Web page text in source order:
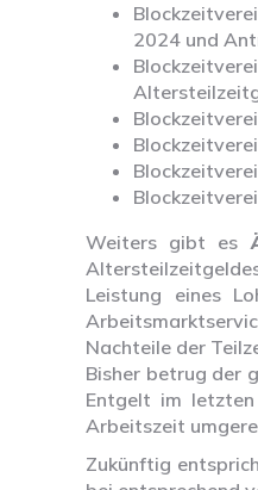
2024 und
Weiters gibt es
Leistung eines
Nachteile der
Bisher betrug der
Entgelt im
Arbeitszeit
Zukünftig